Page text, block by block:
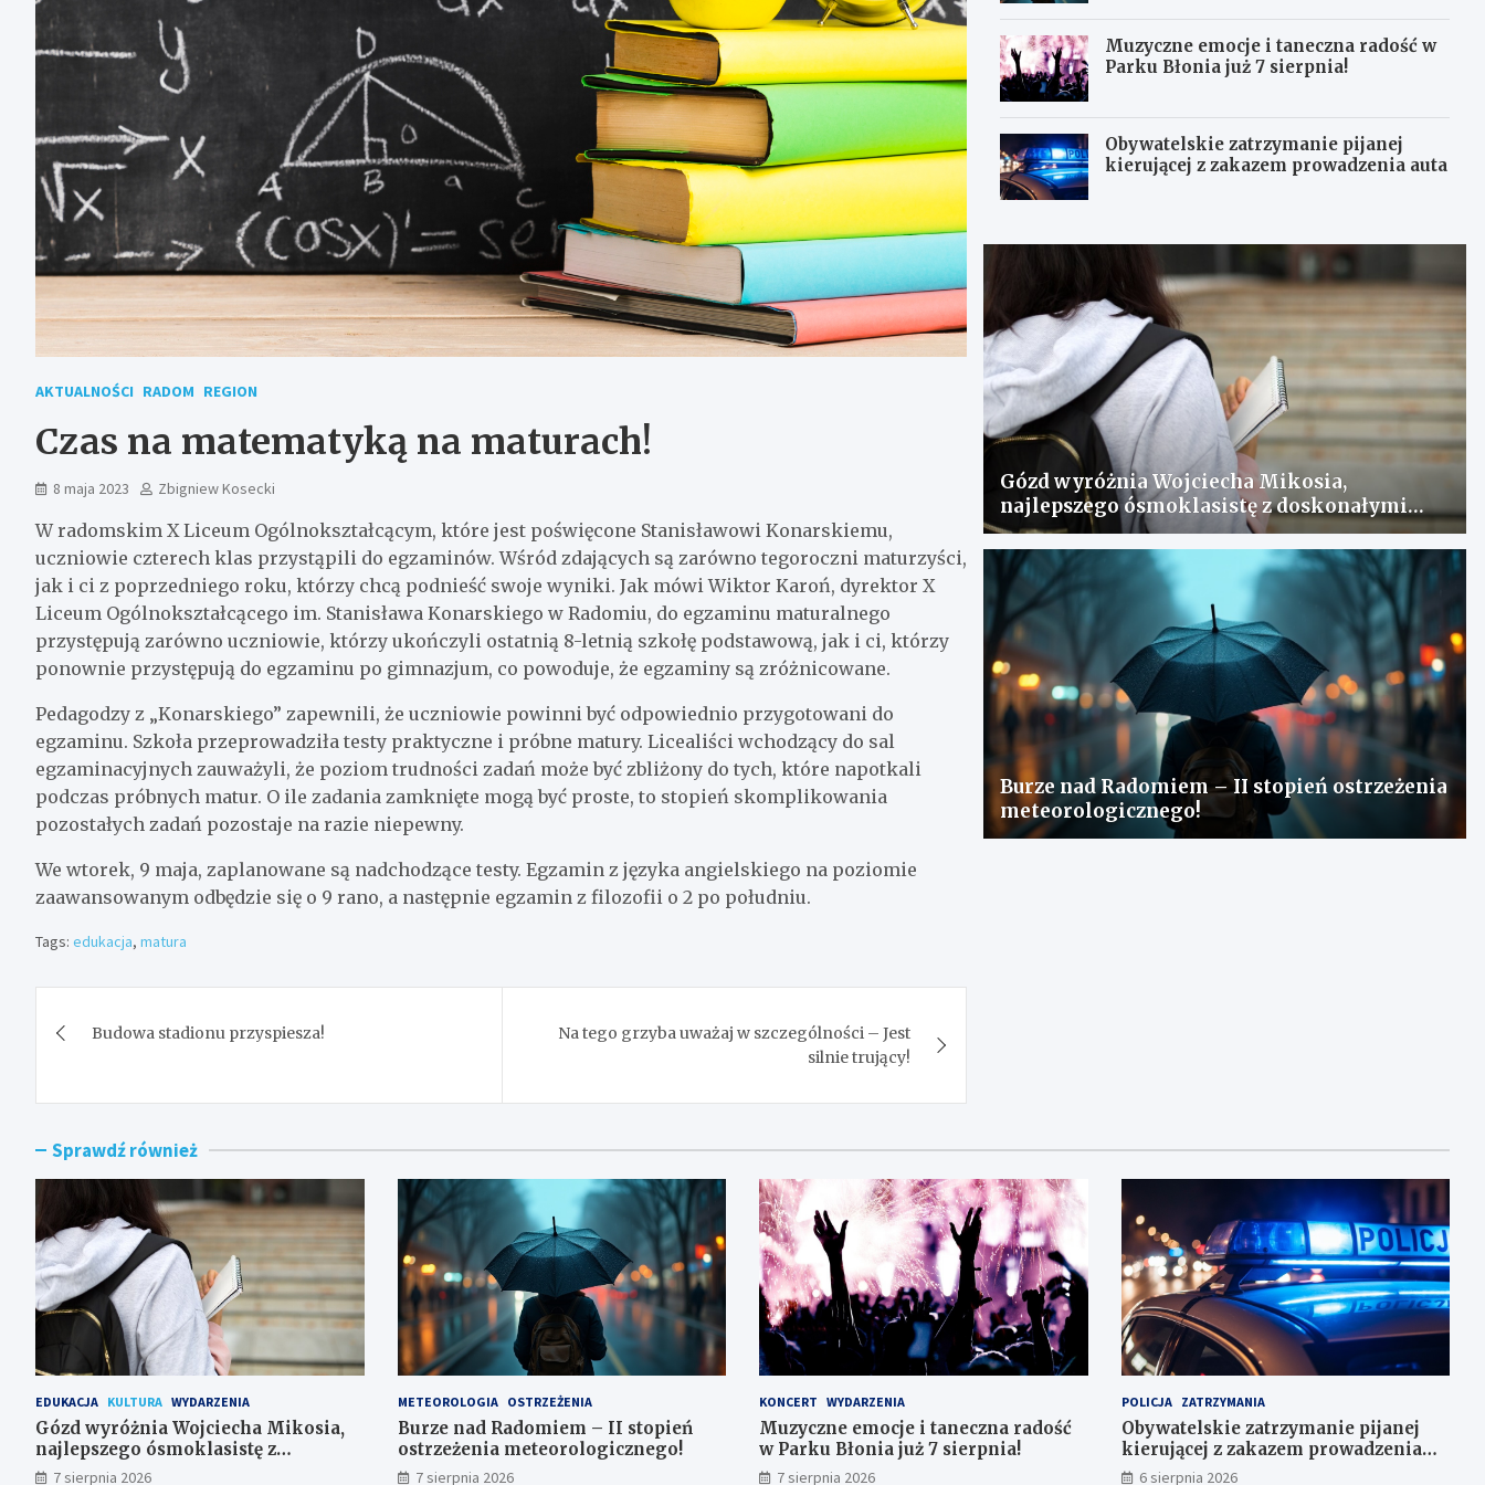
AKTUALNOŚCI RADOM REGION
Czas na matematyką na maturach!
8 maja 2023 Zbigniew Kosecki
W radomskim X Liceum Ogólnokształcącym, które jest poświęcone Stanisławowi Konarskiemu,
uczniowie czterech klas przystąpili do egzaminów. Wśród zdających są zarówno tegoroczni maturzyści,
jak i ci z poprzedniego roku, którzy chcą podnieść swoje wyniki. Jak mówi Wiktor Karoń, dyrektor X
Liceum Ogólnokształcącego im. Stanisława Konarskiego w Radomiu, do egzaminu maturalnego
przystępują zarówno uczniowie, którzy ukończyli ostatnią 8-letnią szkołę podstawową, jak i ci, którzy
ponownie przystępują do egzaminu po gimnazjum, co powoduje, że egzaminy są zróżnicowane.
Pedagodzy z „Konarskiego” zapewnili, że uczniowie powinni być odpowiednio przygotowani do
egzaminu. Szkoła przeprowadziła testy praktyczne i próbne matury. Licealiści wchodzący do sal
egzaminacyjnych zauważyli, że poziom trudności zadań może być zbliżony do tych, które napotkali
podczas próbnych matur. O ile zadania zamknięte mogą być proste, to stopień skomplikowania
pozostałych zadań pozostaje na razie niepewny.
We wtorek, 9 maja, zaplanowane są nadchodzące testy. Egzamin z języka angielskiego na poziomie
zaawansowanym odbędzie się o 9 rano, a następnie egzamin z filozofii o 2 po południu.
Tags: edukacja, matura
wpisu
Budowa stadionu przyspiesza!
Na tego grzyba uważaj w szczególności – Jest
silnie trujący!
Muzyczne emocje i taneczna radość w
Parku Błonia już 7 sierpnia!
Obywatelskie zatrzymanie pijanej
kierującej z zakazem prowadzenia auta
Gózd wyróżnia Wojciecha Mikosia,
najlepszego ósmoklasistę z doskonałymi
wynikami!
Burze nad Radomiem – II stopień ostrzeżenia
meteorologicznego!
Sprawdź również
EDUKACJA KULTURA WYDARZENIA
Gózd wyróżnia Wojciecha Mikosia,
najlepszego ósmoklasistę z
doskonałymi wynikami!
7 sierpnia 2026
METEOROLOGIA OSTRZEŻENIA
Burze nad Radomiem – II stopień
ostrzeżenia meteorologicznego!
7 sierpnia 2026
KONCERT WYDARZENIA
Muzyczne emocje i taneczna radość
w Parku Błonia już 7 sierpnia!
7 sierpnia 2026
POLICJA ZATRZYMANIA
Obywatelskie zatrzymanie pijanej
kierującej z zakazem prowadzenia
auta6 sierpnia 2026